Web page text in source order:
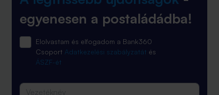
egyenesen a postaládádba!
Elolvastam és elfogadom a Bank360
Csoport Adatkezelési szabályzatát és
ÁSZF-ét